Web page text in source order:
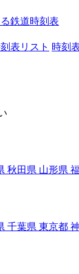
鉄道時刻表
表リスト 時刻
秋田県 山形県
千葉県 東京都